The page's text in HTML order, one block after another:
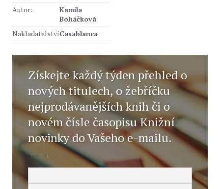
Autor:
Kamila
Boháčková
NakladatelstvíCasablanca
Získejte každý týden přehled o
nových titulech, o žebříčku
nejprodávanějších knih či o
novém čísle časopisu Knižní
novinky do Vašeho e-mailu.